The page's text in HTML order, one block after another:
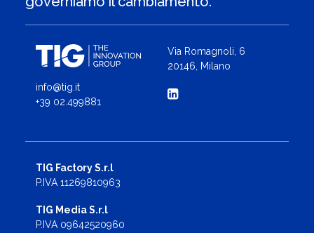
info@tig.it
+39 02.499881
Via Romagnoli, 6
20146, Milano
TIG Factory S.r.l
P.IVA 11269810963
TIG Media S.r.l
P.IVA 09642520960